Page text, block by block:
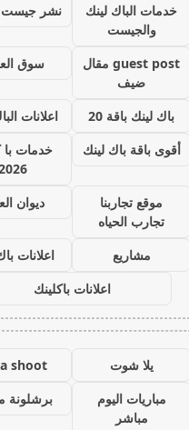
خدمات الباك لينك
والجيست
نشر
guest post مقال
ضيف
سوق
باك لينك باقة 20
اعلانات
أقوى باقة باك لينك
خدمات با
موقع تجاربنا
تجارب الحياه
ديوان
مشاريع
اعلانات
اعلانات باكلينك
يلا شوت
shoot
مباريات اليوم
مباشر
برشلونة